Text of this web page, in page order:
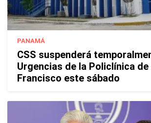
PANAMÁ
CSS suspenderá
Urgencias de la Policlínica de
Francisco este sábado